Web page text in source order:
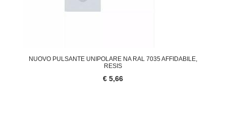
NUOVO PULSANTE UNIPOLARE NA RAL 7035 AFFIDABILE,
RESIS
€ 5,66